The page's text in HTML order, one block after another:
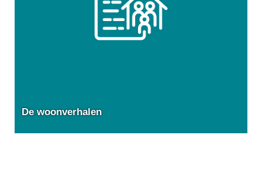
De woonverhalen